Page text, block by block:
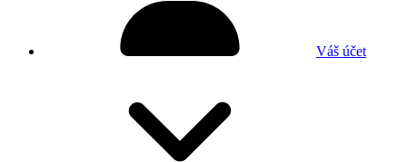
Váš účet